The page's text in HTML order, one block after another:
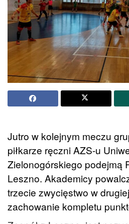
Jutro w kolejnym meczu
piłkarze ręczni AZS-u
Zielonogórskiego podejmą
Leszno. Akademicy
trzecie zwycięstwo w
zachowanie kompletu